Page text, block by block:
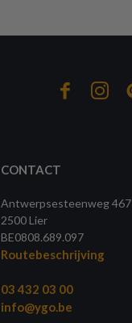
CONTACT
Antwerpsesteenweg 467
2500 Lier
BE0808.689.097
Routebeschrijving
03 432 03 00
info@ygo.be